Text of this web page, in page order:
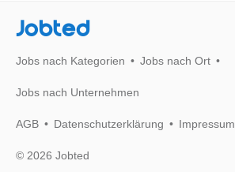
Jobted
Jobs nach Kategorien Jobs nach Ort
Jobs nach Unternehmen
AGB Datenschutzerklärung Impressum
© 2026 Jobted